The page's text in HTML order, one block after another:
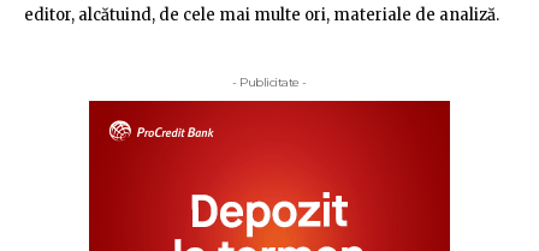
editor, alcătuind, de cele mai multe ori, materiale de analiză.
- Publicitate -